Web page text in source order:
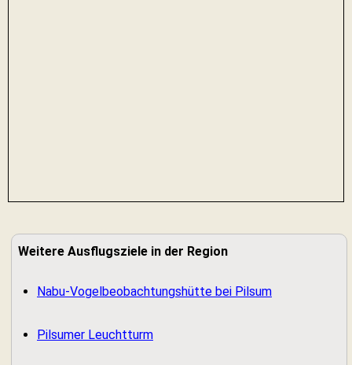
Weitere Ausflugsziele in der Region
Nabu-Vogelbeobachtungshütte bei Pilsum
Pilsumer Leuchtturm